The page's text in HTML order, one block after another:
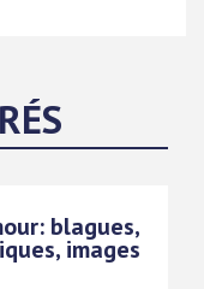
blagues,
images